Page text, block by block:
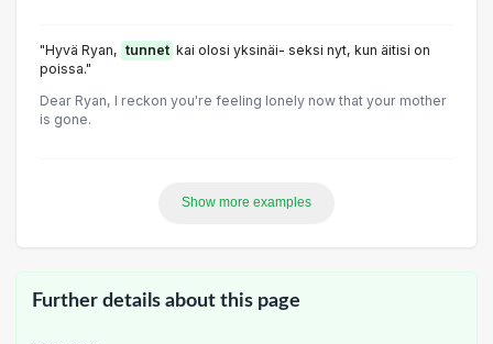
"Hyvä Ryan, tunnet kai olosi yksinäi- seksi nyt, kun äitisi on
poissa."
Dear Ryan, I reckon you're feeling lonely now that your mother
is gone.
Show more examples
Further details about this page